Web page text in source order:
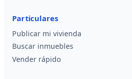
Particulares
Publicar mi vivienda
Buscar inmuebles
Vender rápido